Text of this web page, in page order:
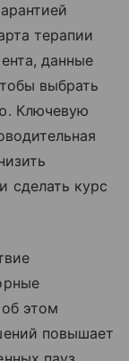
терапии
данные
выбрать
Ключевую
сделать курс
этом
повышает